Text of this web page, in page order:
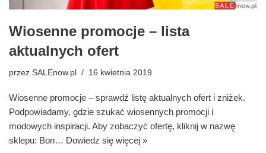
Wiosenne promocje – lista
aktualnych ofert
przez SALEnow.pl 16 kwietnia 2019
Wiosenne promocje – sprawdź listę aktualnych ofert i zniżek.
Podpowiadamy, gdzie szukać wiosennych promocji i
modowych inspiracji. Aby zobaczyć ofertę, kliknij w nazwę
sklepu: Bon… Dowiedz się więcej »